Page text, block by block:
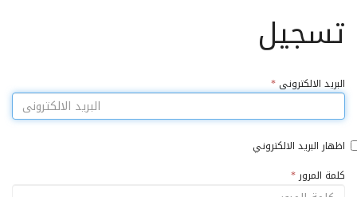
تسجيل
البريد الالكترونى *
اظهار البريد الالكتروني
كلمة المرور *